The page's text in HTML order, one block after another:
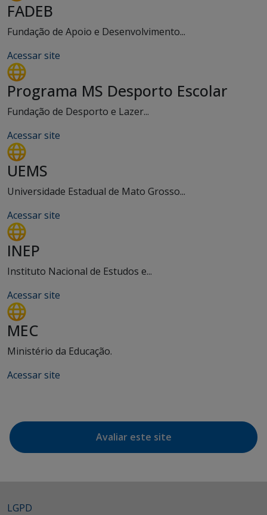
FADEB
Fundação de Apoio e Desenvolvimento...
Acessar site
Programa MS Desporto Escolar
Fundação de Desporto e Lazer...
Acessar site
UEMS
Universidade Estadual de Mato Grosso...
Acessar site
INEP
Instituto Nacional de Estudos e...
Acessar site
MEC
Ministério da Educação.
Acessar site
Avaliar este site
LGPD